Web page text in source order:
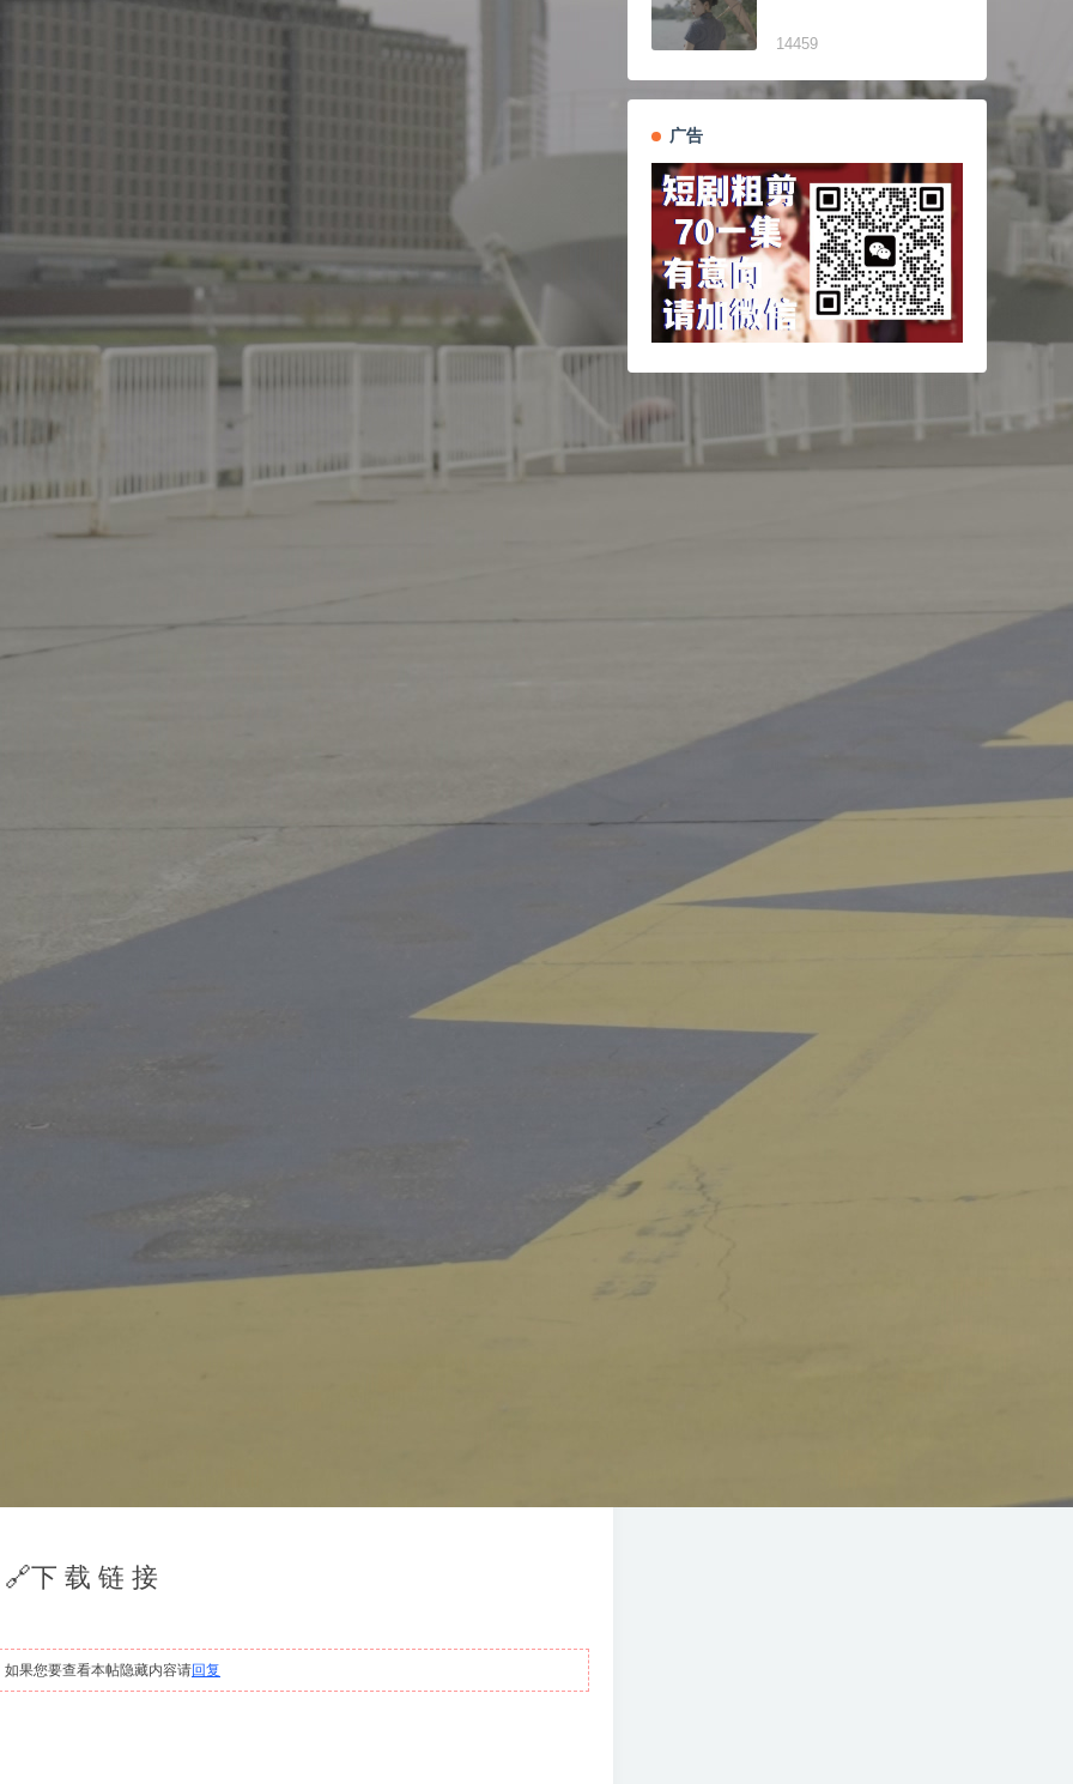
🔗下 载 链 接
如果您要查看本帖隐藏内容请回复
14459
广告